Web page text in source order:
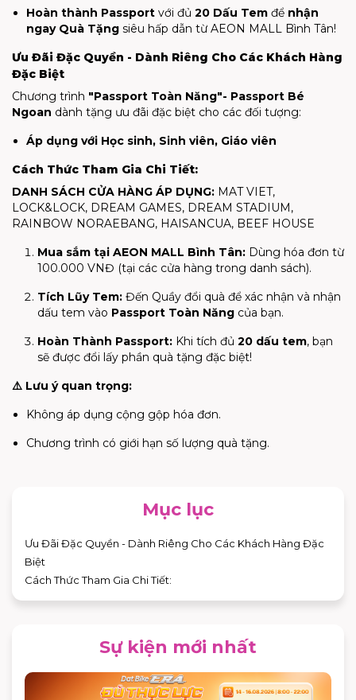
Hoàn thành Passport với đủ 20 Dấu Tem để nhận
ngay Quà Tặng siêu hấp dẫn từ AEON MALL Bình Tân!
Ưu Đãi Đặc Quyền - Dành Riêng Cho Các Khách Hàng
Đặc Biệt
Chương trình "Passport Toàn Năng"- Passport Bé
Ngoan dành tặng ưu đãi đặc biệt cho các đối tượng:
Áp dụng với Học sinh, Sinh viên, Giáo viên
Cách Thức Tham Gia Chi Tiết:
DANH SÁCH CỬA HÀNG ÁP DỤNG: MAT VIET,
LOCK&LOCK, DREAM GAMES, DREAM STADIUM,
RAINBOW NORAEBANG, HAISANCUA, BEEF HOUSE
Mua sắm tại AEON MALL Bình Tân: Dùng hóa đơn từ
100.000 VNĐ (tại các cửa hàng trong danh sách).
Tích Lũy Tem: Đến Quầy đổi quà để xác nhận và nhận
dấu tem vào Passport Toàn Năng của bạn.
Hoàn Thành Passport: Khi tích đủ 20 dấu tem, bạn
sẽ được đổi lấy phần quà tặng đặc biệt!
⚠️ Lưu ý quan trọng:
Không áp dụng cộng gộp hóa đơn.
Chương trình có giới hạn số lượng quà tặng.
Mục lục
Ưu Đãi Đặc Quyền - Dành Riêng Cho Các Khách Hàng Đặc
Biệt
Cách Thức Tham Gia Chi Tiết:
Sự kiện mới nhất